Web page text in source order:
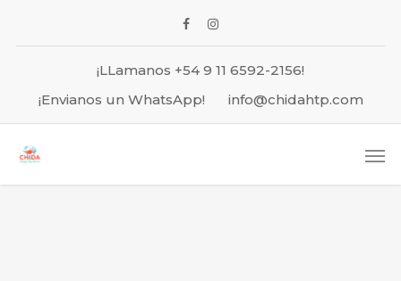
¡LLamanos +54 9 11 6592-2156!
¡Envianos un WhatsApp!
info@chidahtp.com